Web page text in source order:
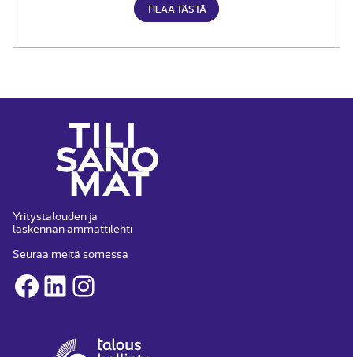
TILAA TÄSTÄ
Yritystalouden ja
laskennan ammattilehti
Seuraa meitä somessa
Facebook
LinkedInInstagram